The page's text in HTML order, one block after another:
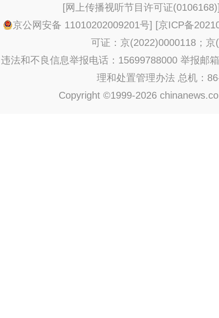
[网上传播视听节目许可证(0106168)
京公网安备 11010202009201号] [京ICP备
可证：京(2022)0000118；京
违法和不良信息举报电话：15699788000 举报邮
理和处置管理办法 总机：
Copyright ©1999-2026